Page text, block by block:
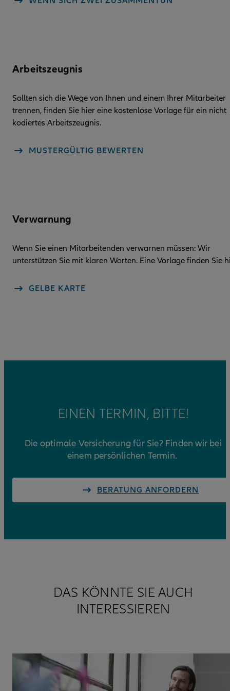
Arbeitszeugnis
Sollten sich die Wege von Ihnen und einem Ihrer Mitarbeiter
trennen, finden Sie hier eine kostenlose Vorlage für ein nicht
kodiertes Arbeitszeugnis.
MUSTERGÜLTIG BEWERTEN
Verwarnung
Wenn Sie einen Mitarbeitenden verwarnen müssen: Wir
unterstützen Sie mit klaren Worten. Eine Vorlage finden Sie
GELBE KARTE
EINEN TERMIN, BITTE!
Die optimale Versicherung für Sie? Finden wir bei
einem persönlichen Termin.
BERATUNG ANFORDERN
DAS KÖNNTE SIE AUCH
INTERESSIEREN